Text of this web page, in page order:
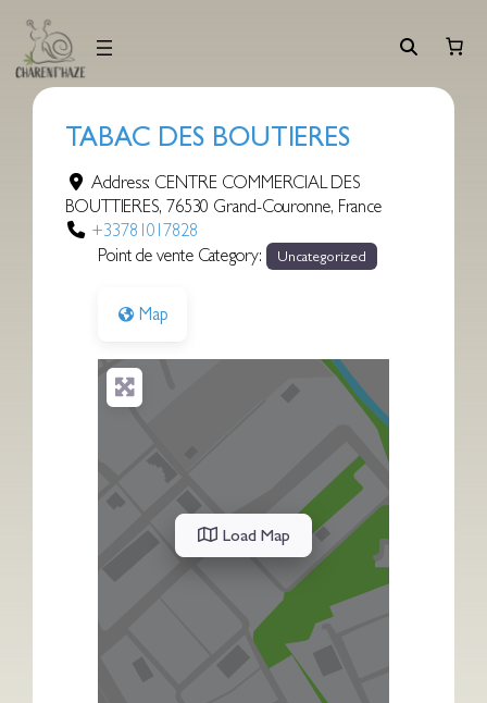
contenu
TABAC DES BOUTIERES
Address: CENTRE COMMERCIAL DES
BOUTTIERES, 76530 Grand-Couronne, France
+33781017828
Point de vente Category:
Uncategorized
Map
Load Map